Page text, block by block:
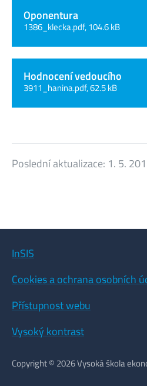
Oponentura
1386_klecka.pdf, 104.6 kB
Hodnocení vedoucího
3911_hanina.pdf, 62.5 kB
Poslední aktualizace: 1. 5.
InSIS
Cookies a ochrana osobních
Přístupnost webu
Vysoký kontrast
Copyright © 2026 Vysoká škola